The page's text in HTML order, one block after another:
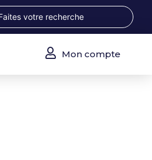
Mon compte